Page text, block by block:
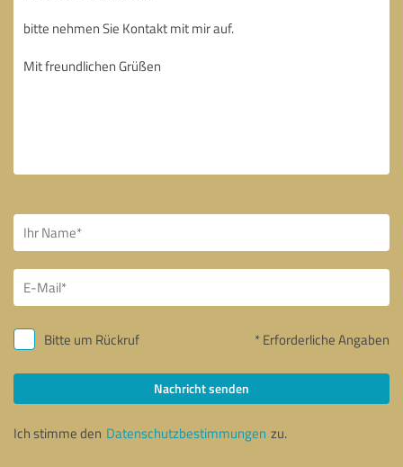
Bitte um Rückruf * Erforderliche Angaben
Nachricht senden
Ich stimme den Datenschutzbestimmungen zu.